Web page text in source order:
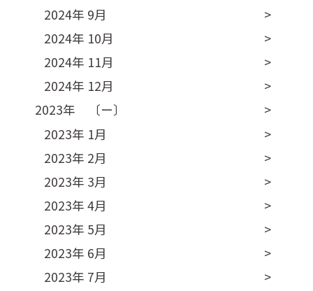
2024年 9月
2024年 10月
2024年 11月
2024年 12月
2023年 〔ー〕
2023年 1月
2023年 2月
2023年 3月
2023年 4月
2023年 5月
2023年 6月
2023年 7月